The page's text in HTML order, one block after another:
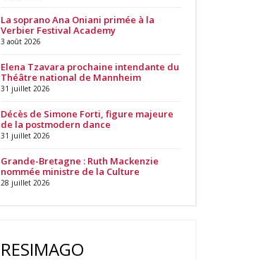
La soprano Ana Oniani primée à la
Verbier Festival Academy
3 août 2026
Elena Tzavara prochaine intendante du
Théâtre national de Mannheim
31 juillet 2026
Décès de Simone Forti, figure majeure
de la postmodern dance
31 juillet 2026
Grande-Bretagne : Ruth Mackenzie
nommée ministre de la Culture
28 juillet 2026
RESIMAGO